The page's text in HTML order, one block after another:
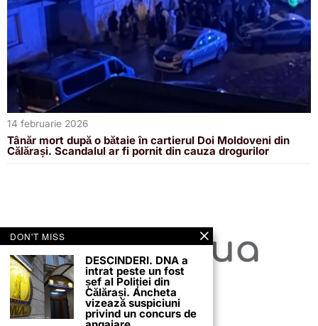
14 februarie 2026
Tânăr mort după o bătaie în cartierul Doi Moldoveni din
Călărași. Scandalul ar fi pornit din cauza drogurilor
DON'T MISS
DESCINDERI. DNA a
intrat peste un fost
șef al Poliției din
Călărași. Ancheta
vizează suspiciuni
privind un concurs de